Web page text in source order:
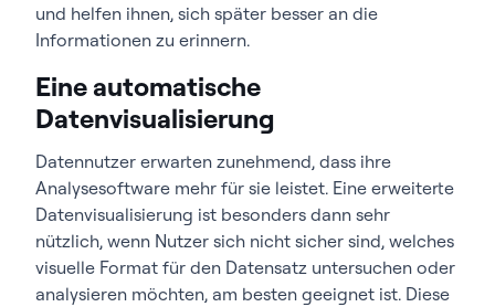
und helfen ihnen, sich später besser an die
Informationen zu erinnern.
Eine automatische
Datenvisualisierung
Datennutzer erwarten zunehmend, dass ihre
Analysesoftware mehr für sie leistet. Eine erweiterte
Datenvisualisierung ist besonders dann sehr
nützlich, wenn Nutzer sich nicht sicher sind, welches
visuelle Format für den Datensatz untersuchen oder
analysieren möchten, am besten geeignet ist. Diese